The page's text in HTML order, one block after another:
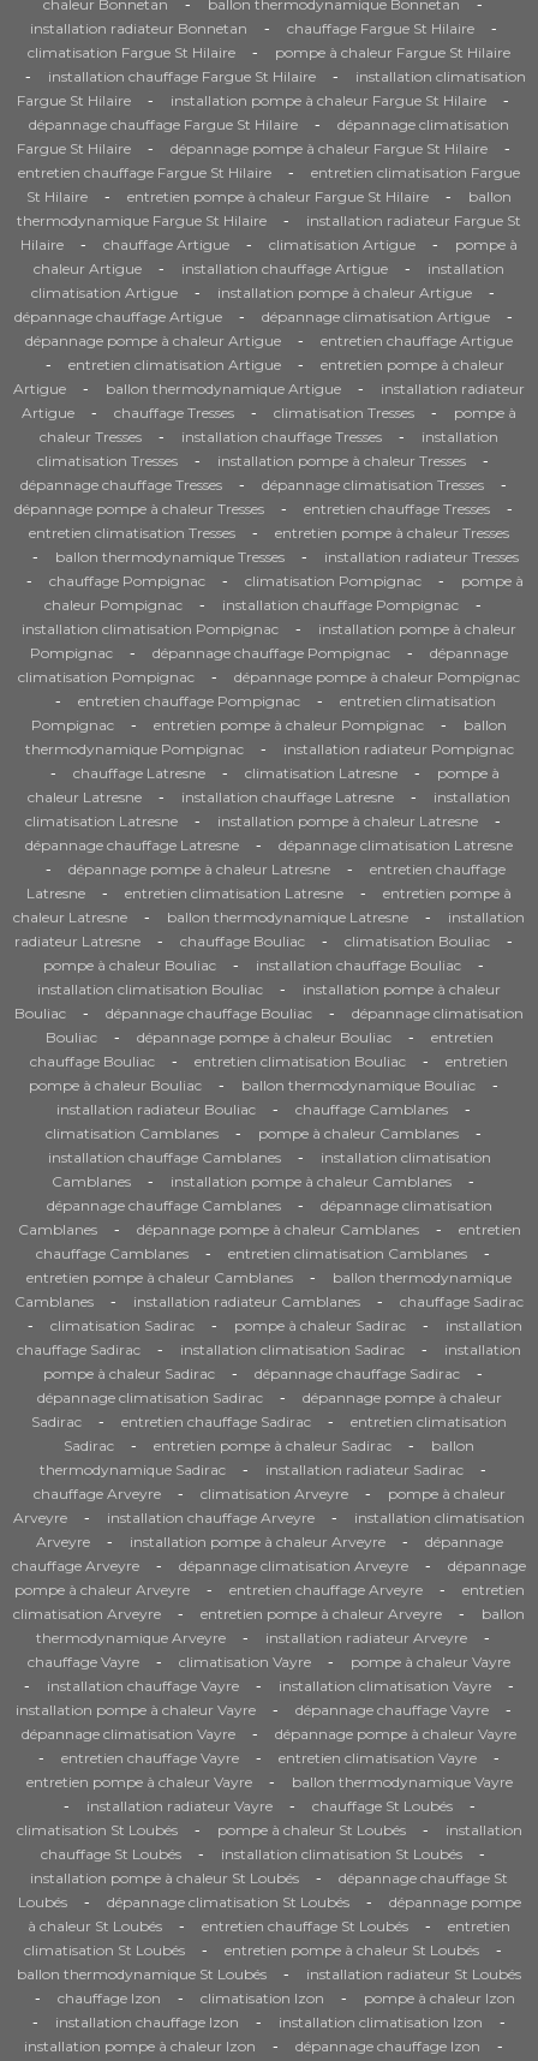
chaleur Bonnetan
ballon thermodynamique Bonnetan
installation radiateur Bonnetan - chauffage Fargue St Hilaire -
climatisation Fargue St Hilaire - pompe à chaleur Fargue St Hilaire
- installation chauffage Fargue St Hilaire -
installation climatisation
Fargue St Hilaire
- installation pompe à chaleur Fargue St Hilaire -
dépannage chauffage Fargue St Hilaire -
dépannage climatisation
Fargue St Hilaire
- dépannage pompe à chaleur Fargue St Hilaire -
entretien chauffage Fargue St Hilaire -
entretien climatisation Fargue
St Hilaire
- entretien pompe à chaleur Fargue St Hilaire -
ballon
thermodynamique Fargue St Hilaire
-
installation radiateur Fargue St
Hilaire
- chauffage Artigue - climatisation Artigue -
pompe à
chaleur Artigue
- installation chauffage Artigue -
installation
climatisation Artigue
- installation pompe à chaleur Artigue -
dépannage chauffage Artigue - dépannage climatisation Artigue -
dépannage pompe à chaleur Artigue - entretien chauffage Artigue
- entretien climatisation Artigue -
entretien pompe à chaleur
Artigue
- ballon thermodynamique Artigue -
installation radiateur
Artigue
- chauffage Tresses - climatisation Tresses -
pompe à
chaleur Tresses
- installation chauffage Tresses -
installation
climatisation Tresses
- installation pompe à chaleur Tresses -
dépannage chauffage Tresses - dépannage climatisation Tresses -
dépannage pompe à chaleur Tresses - entretien chauffage Tresses -
entretien climatisation Tresses - entretien pompe à chaleur Tresses
- ballon thermodynamique Tresses - installation radiateur Tresses
- chauffage Pompignac - climatisation Pompignac -
pompe à
chaleur Pompignac
- installation chauffage Pompignac -
installation climatisation Pompignac -
installation pompe à chaleur
Pompignac
- dépannage chauffage Pompignac -
dépannage
climatisation Pompignac
- dépannage pompe à chaleur Pompignac
- entretien chauffage Pompignac -
entretien climatisation
Pompignac
- entretien pompe à chaleur Pompignac -
ballon
thermodynamique Pompignac
- installation radiateur Pompignac
- chauffage Latresne - climatisation Latresne -
pompe à
chaleur Latresne
- installation chauffage Latresne -
installation
climatisation Latresne
- installation pompe à chaleur Latresne -
dépannage chauffage Latresne - dépannage climatisation Latresne
- dépannage pompe à chaleur Latresne -
entretien chauffage
Latresne
- entretien climatisation Latresne -
entretien pompe à
chaleur Latresne
- ballon thermodynamique Latresne -
installation
radiateur Latresne
- chauffage Bouliac - climatisation Bouliac -
pompe à chaleur Bouliac - installation chauffage Bouliac -
installation climatisation Bouliac -
installation pompe à chaleur
Bouliac
- dépannage chauffage Bouliac -
dépannage climatisation
Bouliac
- dépannage pompe à chaleur Bouliac -
entretien
chauffage Bouliac
- entretien climatisation Bouliac -
entretien
pompe à chaleur Bouliac
- ballon thermodynamique Bouliac -
installation radiateur Bouliac - chauffage Camblanes -
climatisation Camblanes - pompe à chaleur Camblanes -
installation chauffage Camblanes -
installation climatisation
Camblanes
- installation pompe à chaleur Camblanes -
dépannage chauffage Camblanes -
dépannage climatisation
Camblanes
- dépannage pompe à chaleur Camblanes -
entretien
chauffage Camblanes
- entretien climatisation Camblanes -
entretien pompe à chaleur Camblanes -
ballon thermodynamique
Camblanes
- installation radiateur Camblanes - chauffage Sadirac
- climatisation Sadirac - pompe à chaleur Sadirac -
installation
chauffage Sadirac
- installation climatisation Sadirac -
installation
pompe à chaleur Sadirac
- dépannage chauffage Sadirac -
dépannage climatisation Sadirac -
dépannage pompe à chaleur
Sadirac
- entretien chauffage Sadirac -
entretien climatisation
Sadirac
- entretien pompe à chaleur Sadirac -
ballon
thermodynamique Sadirac
- installation radiateur Sadirac -
chauffage Arveyre - climatisation Arveyre -
pompe à chaleur
Arveyre
- installation chauffage Arveyre -
installation climatisation
Arveyre
- installation pompe à chaleur Arveyre -
dépannage
chauffage Arveyre
- dépannage climatisation Arveyre -
dépannage
pompe à chaleur Arveyre
- entretien chauffage Arveyre -
entretien
climatisation Arveyre
- entretien pompe à chaleur Arveyre -
ballon
thermodynamique Arveyre
- installation radiateur Arveyre -
chauffage Vayre - climatisation Vayre - pompe à chaleur Vayre
- installation chauffage Vayre - installation climatisation Vayre -
installation pompe à chaleur Vayre - dépannage chauffage Vayre -
dépannage climatisation Vayre - dépannage pompe à chaleur Vayre
- entretien chauffage Vayre - entretien climatisation Vayre -
entretien pompe à chaleur Vayre - ballon thermodynamique Vayre
- installation radiateur Vayre - chauffage St Loubés -
climatisation St Loubés - pompe à chaleur St Loubés -
installation
chauffage St Loubés
- installation climatisation St Loubés -
installation pompe à chaleur St Loubés -
dépannage chauffage St
Loubés
- dépannage climatisation St Loubés -
dépannage pompe
à chaleur St Loubés
- entretien chauffage St Loubés -
entretien
climatisation St Loubés
- entretien pompe à chaleur St Loubés -
ballon thermodynamique St Loubés - installation radiateur St Loubés
- chauffage Izon - climatisation Izon - pompe à chaleur Izon
- installation chauffage Izon - installation climatisation Izon -
installation pompe à chaleur Izon - dépannage chauffage Izon
-